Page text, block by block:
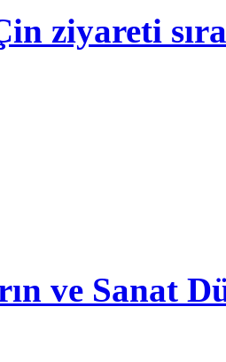
ziyareti
ve Sanat